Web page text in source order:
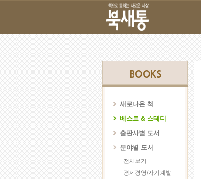
BOOKS
새로나온 책
베스트 & 스테디
출판사별 도서
분야별 도서
- 전체보기
- 경제경영/자기계발